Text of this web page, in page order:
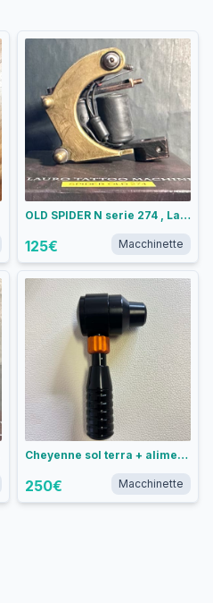
OLD SPIDER N serie 274 , Lauro Paolini
125€ Macchinette
Cheyenne sol terra + alimentatore critical
250€ Macchinette